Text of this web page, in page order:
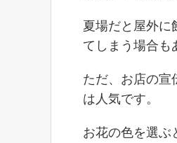
夏場だと屋外に
てしまう場合も
ただ、お店の宣
は人気です。
お花の色を選ぶ